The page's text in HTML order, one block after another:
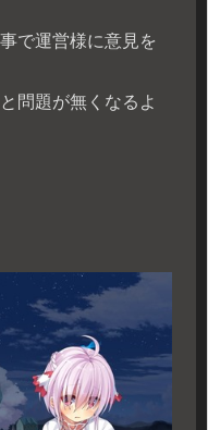
で運営様に意見を
問題が無くなるよ